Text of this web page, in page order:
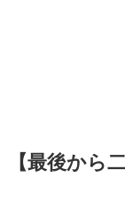
【最後から